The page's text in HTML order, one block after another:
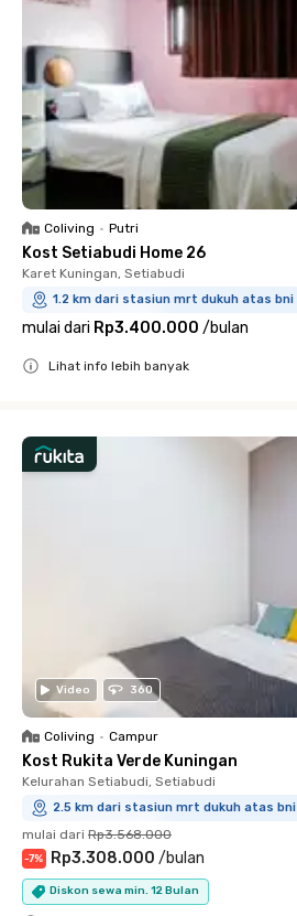
Coliving • Putri
Kost Setiabudi Home 26
Karet Kuningan, Setiabudi
1.2 km dari stasiun mrt dukuh atas bni
mulai dari Rp3.400.000 /bulan
Lihat info lebih banyak
Video 360
Coliving • Campur
Kost Rukita Verde Kuningan
Kelurahan Setiabudi, Setiabudi
2.5 km dari stasiun mrt dukuh atas bni
mulai dari Rp3.568.000
-7% Rp3.308.000 /bulan
Diskon sewa min. 12 Bulan